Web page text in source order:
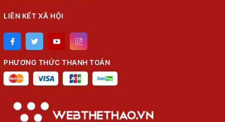
LIÊN KẾT XÃ HỘI
PHƯƠNG THỨC THANH TOÁN